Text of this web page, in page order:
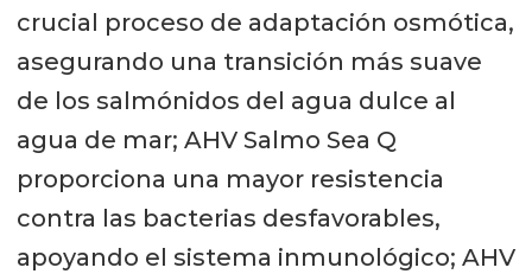
crucial proceso de adaptación osmótica,
asegurando una transición más suave
de los salmónidos del agua dulce al
agua de mar; AHV Salmo Sea Q
proporciona una mayor resistencia
contra las bacterias desfavorables,
apoyando el sistema inmunológico; AHV